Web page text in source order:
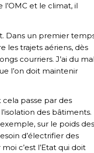
et le climat, il
Dans un premier
les trajets aériens, dès
courriers. J’ai du mal
l’on doit maintenir
passe par des
des bâtiments.
sur le poids des
d’électrifier des
c’est l’Etat qui doit